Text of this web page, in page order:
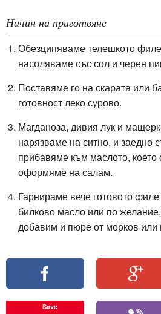
Начин на приготвяне
Обезципяваме телешкото
насоляваме със сол и черен
Поставяме го на скарата или
готовност леко сурово.
Магданоза, дивия лук и
нарязваме на ситно, и заедно
прибавяме към маслото, което
оформяме на салам.
Гарнираме вече готовото
билково масло или по
добавим и пюре от морков или
Save